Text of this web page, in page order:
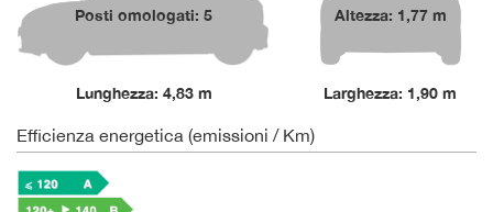
Posti omologati: 5
Lunghezza: 4,83 m
Altezza: 1,77 m
Larghezza: 1,90 m
Efficienza energetica (emissioni / Km)